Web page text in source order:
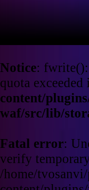
Notice:
quota exceeded
content/
waf/src/lib/
Fatal error:
verify
/home/